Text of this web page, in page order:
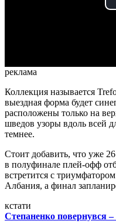
реклама
Коллекция называется
выездная форма будет
расположены только на
шведов узоры вдоль всей
темнее.
Стоит добавить, что уже
в полуфинале плей-офф
встретится с
Албания, а финал
кстати
Степаненко повернувся –